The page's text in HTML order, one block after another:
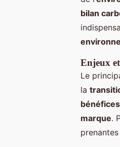
bilan
Enjeux
Le
la
bénéfices
marque.